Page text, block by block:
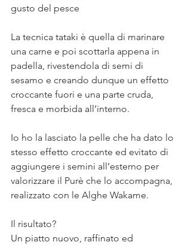
gusto del pesce⠀
La tecnica tataki è quella di marinare
una carne e poi scottarla appena in
padella, rivestendola di semi di
sesamo e creando dunque un effetto
croccante fuori e una parte cruda,
fresca e morbida all’interno.⠀
Io ho la lasciato la pelle che ha dato lo
stesso effetto croccante ed evitato di
aggiungere i semini all’esterno per
valorizzare il Purè che lo accompagna,
realizzato con le Alghe Wakame. ⠀
Il risultato? ⠀
Un piatto nuovo, raffinato ed